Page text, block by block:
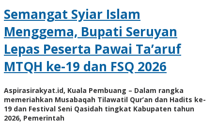
Semangat Syiar Islam
Menggema, Bupati Seruyan
Lepas Peserta Pawai Ta’aruf
MTQH ke-19 dan FSQ 2026
Aspirasirakyat.id, Kuala Pembuang – Dalam rangka
memeriahkan Musabaqah Tilawatil Qur’an dan Hadits ke-
19 dan Festival Seni Qasidah tingkat Kabupaten tahun
2026, Pemerintah